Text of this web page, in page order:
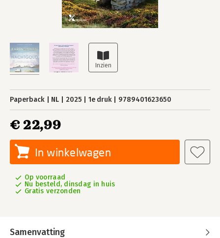
Paperback NL 2025 1e druk 9789401623650
€ 22,99
In winkelwagen
Op voorraad
Nu besteld, dinsdag in huis
Gratis verzonden
Samenvatting